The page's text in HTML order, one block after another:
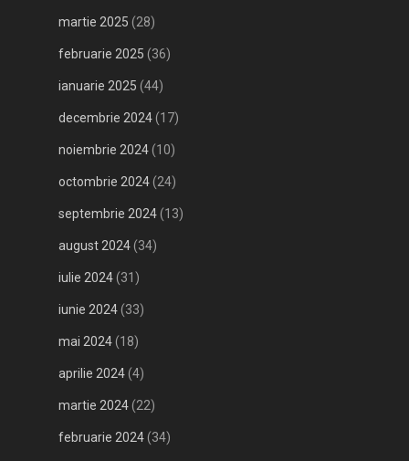
martie 2025 (28)
februarie 2025 (36)
ianuarie 2025 (44)
decembrie 2024(17)
noiembrie 2024(10)
octombrie 2024(24)
septembrie 2024(13)
august 2024(34)
iulie 2024(31)
iunie 2024(33)
mai 2024(18)
aprilie 2024(4)
martie 2024(22)
februarie 2024(34)